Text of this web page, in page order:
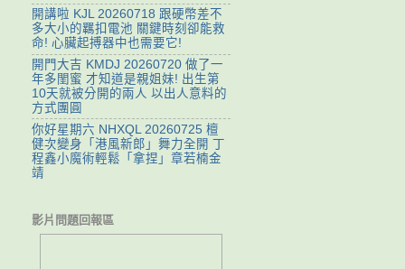
開講啦 KJL 20260718 跟硬幣差不
多大小的羈扣電池 關鍵時刻卻能救
命! 心臟起搏器中也需要它!
開門大吉 KMDJ 20260720 做了一
年多閨蜜 才知道是親姐妹! 出生第
10天就被分開的兩人 以出人意料的
方式團圓
你好星期六 NHXQL 20260725 檀
健次變身「港風新郎」舞力全開 丁
程鑫小魔術輕鬆「拿捏」章若楠金
靖
影片問題回報區